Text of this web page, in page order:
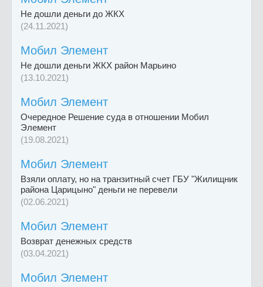
Не дошли деньги до ЖКХ
(24.11.2021)
Мобил Элемент
Не дошли деньги ЖКХ район Марьино
(13.10.2021)
Мобил Элемент
Очередное Решение суда в отношении Мобил
Элемент
(19.08.2021)
Мобил Элемент
Взяли оплату, но на транзитный счет ГБУ "Жилищник
района Царицыно" деньги не перевели
(02.06.2021)
Мобил Элемент
Возврат денежных средств
(03.04.2021)
Мобил Элемент